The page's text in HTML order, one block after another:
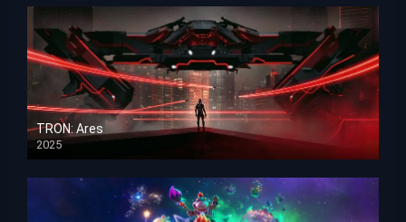
TRON: Ares
2025
HD 1080p